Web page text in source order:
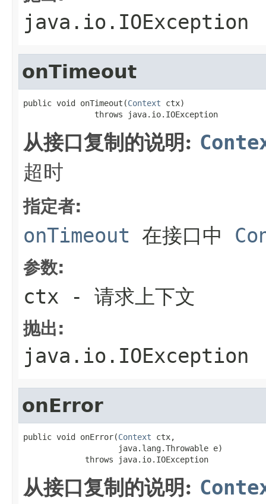
java.io.IOException
onTimeout
public void onTimeout(Context ctx)
               throws java.io.IOException
从接口复制的说明:
超时
指定者:
onTimeout 在接口中
参数:
ctx - 请求上下文
抛出:
java.io.IOException
onError
public void onError(Context ctx,
                    java.lang.Throwable e)
             throws java.io.IOException
从接口复制的说明: